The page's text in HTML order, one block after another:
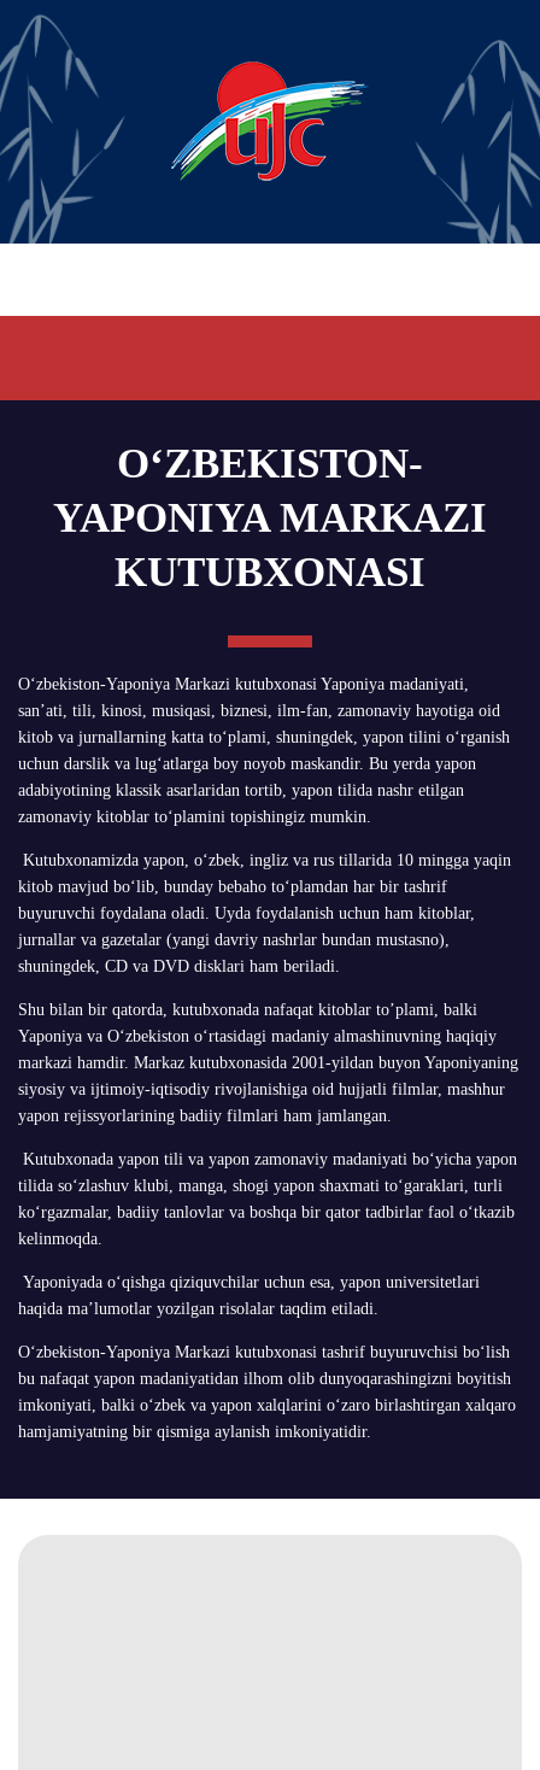
O‘ZBEKISTON-
YAPONIYA MARKAZI
KUTUBXONASI
O‘zbekiston-Yaponiya Markazi kutubxonasi Yaponiya madaniyati,
san’ati, tili, kinosi, musiqasi, biznesi, ilm-fan, zamonaviy hayotiga oid
kitob va jurnallarning katta to‘plami, shuningdek, yapon tilini o‘rganish
uchun darslik va lug‘atlarga boy noyob maskandir. Bu yerda yapon
adabiyotining klassik asarlaridan tortib, yapon tilida nashr etilgan
zamonaviy kitoblar to‘plamini topishingiz mumkin.
Kutubxonamizda yapon, o‘zbek, ingliz va rus tillarida 10 mingga yaqin
kitob mavjud bo‘lib, bunday bebaho to‘plamdan har bir tashrif
buyuruvchi foydalana oladi. Uyda foydalanish uchun ham kitoblar,
jurnallar va gazetalar (yangi davriy nashrlar bundan mustasno),
shuningdek, CD va DVD disklari ham beriladi.
Shu bilan bir qatorda, kutubxonada nafaqat kitoblar to’plami, balki
Yaponiya va O‘zbekiston o‘rtasidagi madaniy almashinuvning haqiqiy
markazi hamdir. Markaz kutubxonasida 2001-yildan buyon Yaponiyaning
siyosiy va ijtimoiy-iqtisodiy rivojlanishiga oid hujjatli filmlar, mashhur
yapon rejissyorlarining badiiy filmlari ham jamlangan.
Kutubxonada yapon tili va yapon zamonaviy madaniyati bo‘yicha yapon
tilida so‘zlashuv klubi, manga, shogi yapon shaxmati to‘garaklari, turli
ko‘rgazmalar, badiiy tanlovlar va boshqa bir qator tadbirlar faol o‘tkazib
kelinmoqda.
Yaponiyada o‘qishga qiziquvchilar uchun esa, yapon universitetlari
haqida ma’lumotlar yozilgan risolalar taqdim etiladi.
O‘zbekiston-Yaponiya Markazi kutubxonasi tashrif buyuruvchisi bo‘lish
bu nafaqat yapon madaniyatidan ilhom olib dunyoqarashingizni boyitish
imkoniyati, balki o‘zbek va yapon xalqlarini o‘zaro birlashtirgan xalqaro
hamjamiyatning bir qismiga aylanish imkoniyatidir.